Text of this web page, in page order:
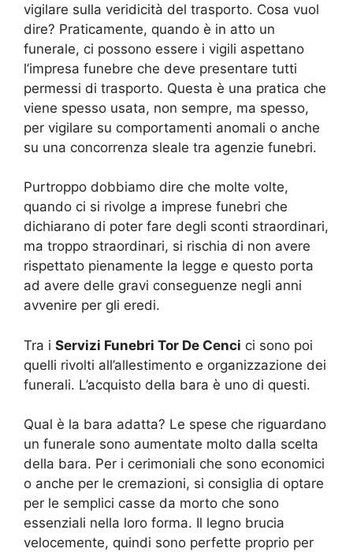
vigilare sulla veridicità del trasporto. Cosa vuol
dire? Praticamente, quando è in atto un
funerale, ci possono essere i vigili aspettano
l’impresa funebre che deve presentare tutti
permessi di trasporto. Questa è una pratica che
viene spesso usata, non sempre, ma spesso,
per vigilare su comportamenti anomali o anche
su una concorrenza sleale tra agenzie funebri.
Purtroppo dobbiamo dire che molte volte,
quando ci si rivolge a imprese funebri che
dichiarano di poter fare degli sconti straordinari,
ma troppo straordinari, si rischia di non avere
rispettato pienamente la legge e questo porta
ad avere delle gravi conseguenze negli anni
avvenire per gli eredi.
Tra i Servizi Funebri Tor De Cenci ci sono poi
quelli rivolti all’allestimento e organizzazione dei
funerali. L’acquisto della bara è uno di questi.
Qual è la bara adatta? Le spese che riguardano
un funerale sono aumentate molto dalla scelta
della bara. Per i cerimoniali che sono economici
o anche per le cremazioni, si consiglia di optare
per le semplici casse da morto che sono
essenziali nella loro forma. Il legno brucia
velocemente, quindi sono perfette proprio per